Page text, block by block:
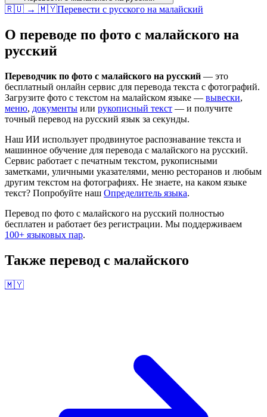
🇷🇺 → 🇲🇾Перевести с русского на малайский
О переводе по фото с малайского на
русский
Переводчик по фото с малайского на русский — это
бесплатный онлайн сервис для перевода текста с фотографий.
Загрузите фото с текстом на малайском языке — вывески,
меню, документы или рукописный текст — и получите
точный перевод на русский язык за секунды.
Наш ИИ использует продвинутое распознавание текста и
машинное обучение для перевода с малайского на русский.
Сервис работает с печатным текстом, рукописными
заметками, уличными указателями, меню ресторанов и любым
другим текстом на фотографиях. Не знаете, на каком языке
текст? Попробуйте наш Определитель языка.
Перевод по фото с малайского на русский полностью
бесплатен и работает без регистрации. Мы поддерживаем
100+ языковых пар.
Также перевод с малайского
🇲🇾